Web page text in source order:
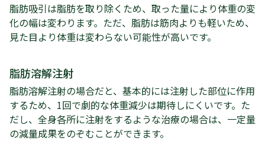
脂肪吸引は脂肪を取り除くため、取った量により体重の変
化の幅は変わります。ただ、脂肪は筋肉よりも軽いため、
見た目より体重は変わらない可能性が高いです。
脂肪溶解注射
脂肪溶解注射の場合だと、基本的には注射した部位に作用
するため、1回で劇的な体重減少は期待しにくいです。た
だし、全身各所に注射をするような治療の場合は、一定量
の減量成果をのぞむことができます。